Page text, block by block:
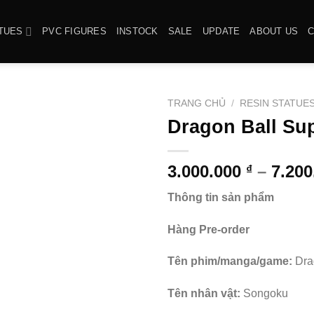
PVC FIGURES INSTOCK SALE UPDATE ABOUT US
TRANG CHỦ / RESIN
Dragon Ball
3.000.000 ₫ –
Thông tin sản phẩm
Hàng Pre-order
Tên phim/manga/game:
Tên nhân vật: Songoku